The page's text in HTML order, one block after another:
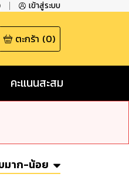
เข้าสู่ระบบ
ตะกร้า (0)
คะแนนสะสม
มาก-น้อย